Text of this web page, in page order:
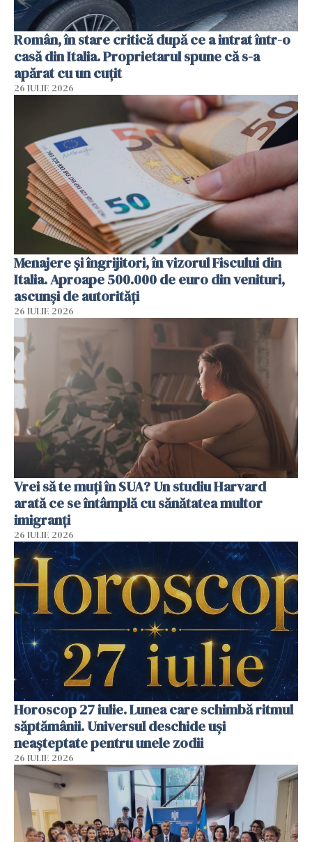
Român, în stare critică după ce a intrat într-o
casă din Italia. Proprietarul spune că s-a
apărat cu un cuțit
26 IULIE 2026
Menajere și îngrijitori, în vizorul Fiscului din
Italia. Aproape 500.000 de euro din venituri,
ascunși de autorități
26 IULIE 2026
Vrei să te muți în SUA? Un studiu Harvard
arată ce se întâmplă cu sănătatea multor
imigranți
26 IULIE 2026
Horoscop 27 iulie. Lunea care schimbă ritmul
săptămânii. Universul deschide uși
neașteptate pentru unele zodii
26 IULIE 2026